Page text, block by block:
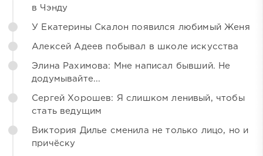
в Чэнду
У Екатерины Скалон появился любимый Женя
Алексей Адеев побывал в школе искусства
Элина Рахимова: Мне написал бывший. Не
додумывайте...
Сергей Хорошев: Я слишком ленивый, чтобы
стать ведущим
Виктория Дилье сменила не только лицо, но и
причёску